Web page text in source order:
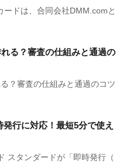
ドは、合同会社DMM.comと
る？審査の仕組みと通過の
？審査の仕組みと通過のコツ
行に対応！最短5分で使え
スタンダードが「即時発行（